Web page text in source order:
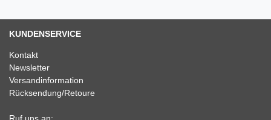
KUNDENSERVICE
Kontakt
Newsletter
Versandinformation
Rücksendung/Retoure